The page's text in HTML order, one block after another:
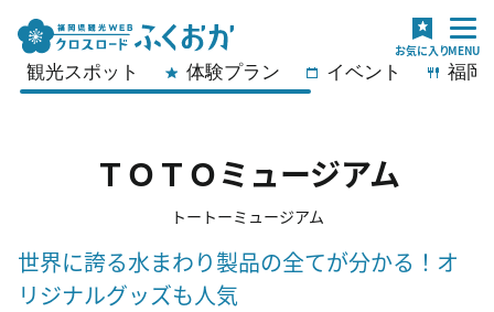
観光スポット 体験プラン イベント 福岡
ＴＯＴＯミュージアム
トートーミュージアム
世界に誇る水まわり製品の全てが分かる！オ
リジナルグッズも人気